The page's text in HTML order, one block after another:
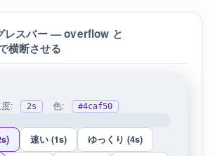
レスバー — overflow と
横断させる
: 2s 色: #4caf50
速い (1s)
ゆっくり (4s)